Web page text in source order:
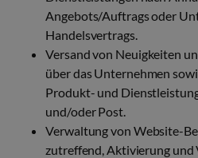
Angebots/Auftrags oder
Handelsvertrags.
Versand von Neuigkeiten
über das Unternehmen
Produkt- und
und/oder Post.
Verwaltung von Website-
zutreffend, Aktivierung und